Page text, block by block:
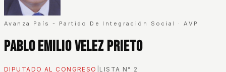
Avanza País - Partido De Integración Social ·AVP
Pablo Emilio Velez Prieto
DIPUTADO AL CONGRESO LISTA N° 2